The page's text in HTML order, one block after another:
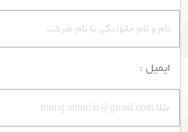
ایمیل :